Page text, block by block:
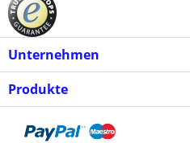
Unternehmen
Produkte